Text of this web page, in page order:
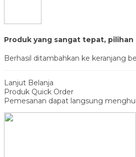
Produk yang sangat tepat, pilihan
Berhasil ditambahkan ke keranjang
Lanjut Belanja
Produk Quick Order
Pemesanan dapat langsung